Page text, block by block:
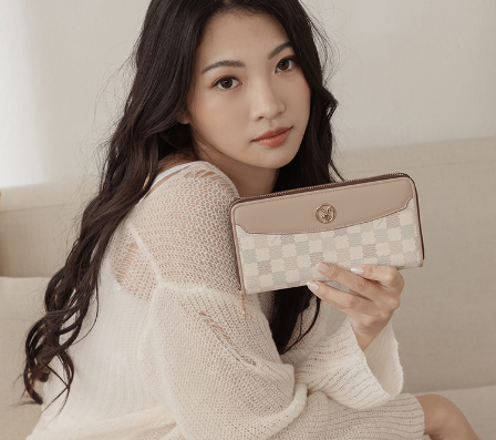
1.本服務係由「台灣大哥大股份有限公司」（以下簡稱本公司）所提供，讓
用戶於交易時，得透過本服務購買商品或服務，並由商店將買賣／分期付款
買賣價金債權讓與本公司後，依約使用本公司帳單繳交帳款。
2.基於同意付款使用「大哥付你分期」之契約關係目的，商店將以您的個人
資料（包含姓名、電話或地址）提供予台灣大哥大進項蒐集、處理及利用，
由本公司與您本人進行分期帳單所需資料之確認、核對及更正。
3.完整用戶服務條款，請詳閱以下連結：https://oppay.tw/userRule
ATM／網路銀行／等多元方式進行付款，方視為交易完成。
※ 請注意：結帳手續完成當下不需立刻繳費，但若您需要取消訂單，請聯絡
購買商品的店家。未經商家同意取消之訂單仍視為有效，需透過AFTEE先享
後付繳納相關費用。
※ 交易是否成功請以「AFTEE先享後付 」之結帳頁面顯示為準，若有關於
是否繳費成功／繳費後需取消欲退款等相關疑問，請聯繫「AFTEE先享後付
客戶支援中心」https://netprotections.freshdesk.com/support/home
【注意事項】
１．透過由恩沛科技股份有限公司提供之「AFTEE先享後付」服務完成之交
易，需依本服務之必要範圍內提供個人資料，並將交易相關給付款項請求債
權轉讓予恩沛科技股份有限公司。
２．關於個人資料處理事宜，請瀏覽以下網址：
https://aftee.tw/terms/#terms3
３．未成年的使用者請事先徵得法定代理人或監護人之同意方可使用
「AFTEE先享後付」，若未經同意申辦者引起之損失，本公司不負相關責
任。
４．使用「AFTEE先享後付」時，將依據個別帳號之用戶狀況，依本公司即
時審查核予不同之上限額度；若仍有額度不足之情形，本公司將視審查結果
請求用戶進行身份認證。
５．嚴禁一人註冊多個帳號或使用他人資訊註冊。若發現惡意使用之情形，
恩沛科技股份有限公司將有權停止該用戶之使用額度並採取法律行動。
付款後萊爾富取貨
每筆NT$122
7-11取貨付款
每筆NT$60，滿NT$2,000(含以上)免運費
付款後7-11取貨
每筆NT$60，滿NT$2,000(含以上)免運費
宅配
每筆NT$60，滿NT$2,000(含以上)免運費
宅配_離島
每筆NT$100